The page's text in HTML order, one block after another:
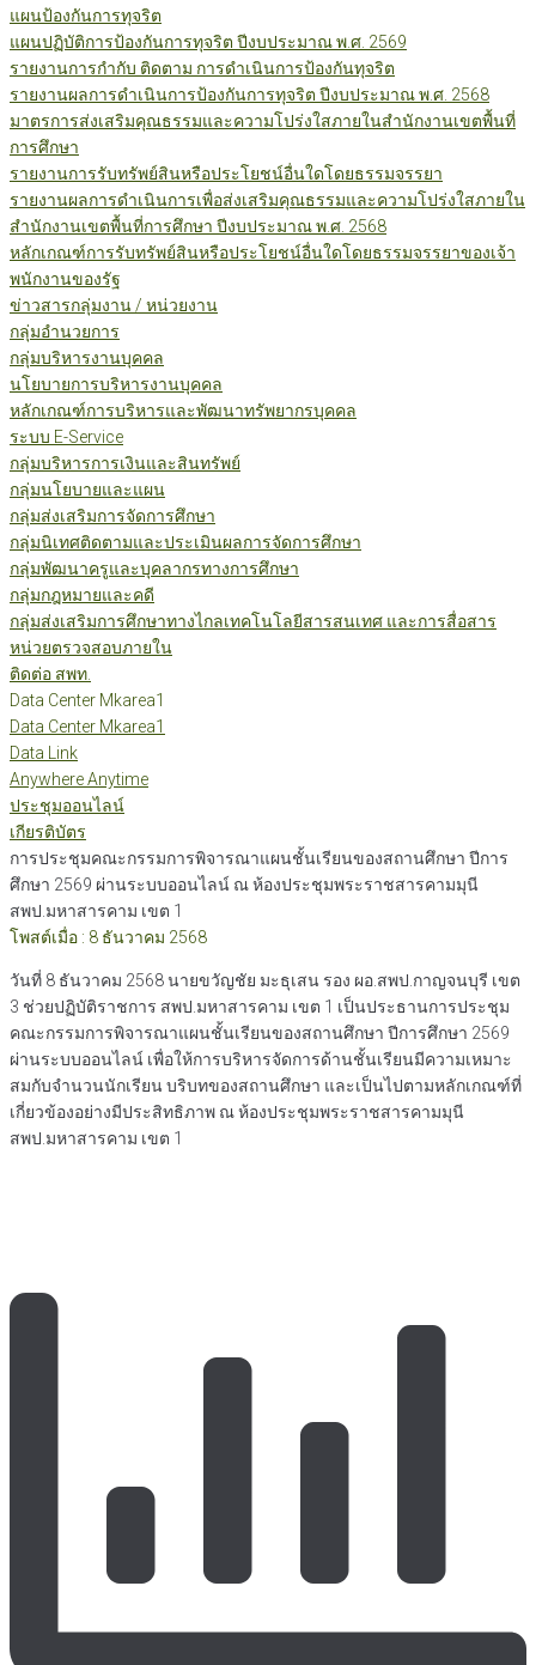
แผนป้องกันการทุจริต
แผนปฏิบัติการป้องกันการทุจริต ปีงบประมาณ พ.ศ. 2569
รายงานการกำกับ ติดตาม การดำเนินการป้องกันทุจริต
รายงานผลการดำเนินการป้องกันการทุจริต ปีงบประมาณ พ.ศ. 2568
มาตรการส่งเสริมคุณธรรมและความโปร่งใสภายในสำนักงานเขตพื้นที่
การศึกษา
รายงานการรับทรัพย์สินหรือประโยชน์อื่นใดโดยธรรมจรรยา
รายงานผลการดำเนินการเพื่อส่งเสริมคุณธรรมและความโปร่งใสภายใน
สำนักงานเขตพื้นที่การศึกษา ปีงบประมาณ พ.ศ. 2568
หลักเกณฑ์การรับทรัพย์สินหรือประโยชน์อื่นใดโดยธรรมจรรยาของเจ้า
พนักงานของรัฐ
ข่าวสารกลุ่มงาน / หน่วยงาน
กลุ่มอำนวยการ
กลุ่มบริหารงานบุคคล
นโยบายการบริหารงานบุคคล
หลักเกณฑ์การบริหารและพัฒนาทรัพยากรบุคคล
ระบบ E-Service
กลุ่มบริหารการเงินและสินทรัพย์
กลุ่มนโยบายและแผน
กลุ่มส่งเสริมการจัดการศึกษา
กลุ่มนิเทศติดตามและประเมินผลการจัดการศึกษา
กลุ่มพัฒนาครูและบุคลากรทางการศึกษา
กลุ่มกฎหมายและคดี
กลุ่มส่งเสริมการศึกษาทางไกลเทคโนโลยีสารสนเทศ และการสื่อสาร
หน่วยตรวจสอบภายใน
ติดต่อ สพท.
Data Center Mkarea1
Data Center Mkarea1
Data Link
Anywhere Anytime
ประชุมออนไลน์
เกียรติบัตร
การประชุมคณะกรรมการพิจารณาแผนชั้นเรียนของสถานศึกษา ปีการ
ศึกษา 2569 ผ่านระบบออนไลน์ ณ ห้องประชุมพระราชสารคามมุนี
สพป.มหาสารคาม เขต 1
โพสต์เมื่อ : 8 ธันวาคม 2568
วันที่ 8 ธันวาคม 2568 นายขวัญชัย มะธุเสน รอง ผอ.สพป.กาญจนบุรี เขต
3 ช่วยปฏิบัติราชการ สพป.มหาสารคาม เขต 1 เป็นประธานการประชุม
คณะกรรมการพิจารณาแผนชั้นเรียนของสถานศึกษา ปีการศึกษา 2569
ผ่านระบบออนไลน์ เพื่อให้การบริหารจัดการด้านชั้นเรียนมีความเหมาะ
สมกับจำนวนนักเรียน บริบทของสถานศึกษา และเป็นไปตามหลักเกณฑ์ที่
เกี่ยวข้องอย่างมีประสิทธิภาพ ณ ห้องประชุมพระราชสารคามมุนี
สพป.มหาสารคาม เขต 1